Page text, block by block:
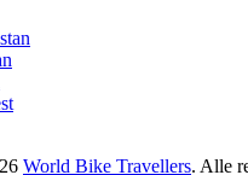
World Bike Travellers. Alle